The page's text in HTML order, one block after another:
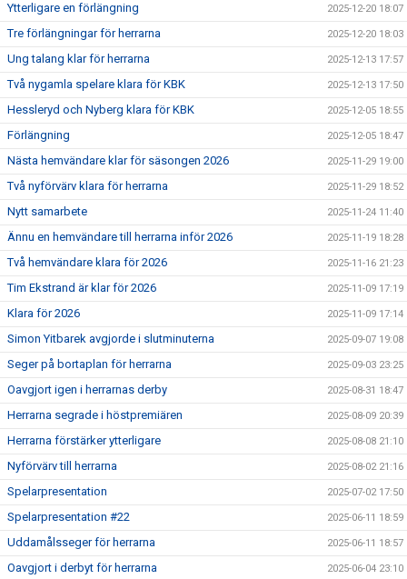
Ytterligare en förlängning 2025-12-20 18:07
Tre förlängningar för herrarna 2025-12-20 18:03
Ung talang klar för herrarna 2025-12-13 17:57
Två nygamla spelare klara för KBK 2025-12-13 17:50
Hessleryd och Nyberg klara för KBK 2025-12-05 18:55
Förlängning 2025-12-05 18:47
Nästa hemvändare klar för säsongen 2026 2025-11-29 19:00
Två nyförvärv klara för herrarna 2025-11-29 18:52
Nytt samarbete 2025-11-24 11:40
Ännu en hemvändare till herrarna inför 2026 2025-11-19 18:28
Två hemvändare klara för 2026 2025-11-16 21:23
Tim Ekstrand är klar för 2026 2025-11-09 17:19
Klara för 2026 2025-11-09 17:14
Simon Yitbarek avgjorde i slutminuterna 2025-09-07 19:08
Seger på bortaplan för herrarna 2025-09-03 23:25
Oavgjort igen i herrarnas derby 2025-08-31 18:47
Herrarna segrade i höstpremiären 2025-08-09 20:39
Herrarna förstärker ytterligare 2025-08-08 21:10
Nyförvärv till herrarna 2025-08-02 21:16
Spelarpresentation 2025-07-02 17:50
Spelarpresentation #22 2025-06-11 18:59
Uddamålsseger för herrarna 2025-06-11 18:57
Oavgjort i derbyt för herrarna 2025-06-04 23:10